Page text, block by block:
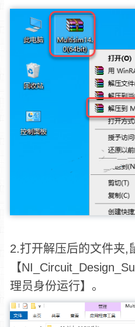
2.打开解压后的文件夹,
【
理员身份运行】。